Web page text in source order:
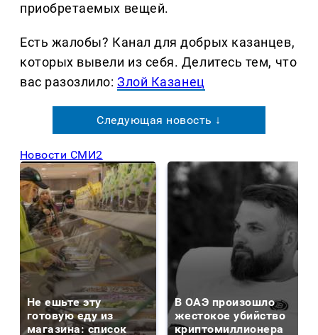
приобретаемых вещей.
Есть жалобы? Канал для добрых казанцев,
которых вывели из себя. Делитеcь тем, что
вас разозлило:Злой Казанец
Следующая новость ↓
Новости СМИ2
Не ешьте эту
готовую еду из
магазина: список
В ОАЭ произошло
жестокое убийство
криптомиллионера